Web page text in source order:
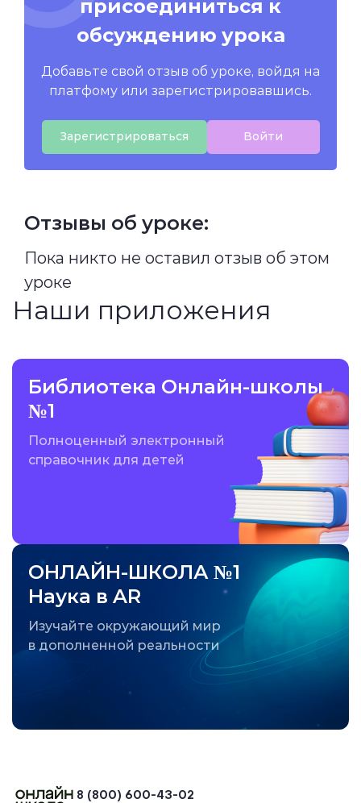
присоединиться к
обсуждению урока
Добавьте свой отзыв об уроке, войдя на
платфому или зарегистрировавшись.
Зарегистрироваться Войти
Отзывы об уроке:
Пока никто не оставил отзыв об этом
уроке
Наши приложения
Библиотека Онлайн-школы
№1
Полноценный электронный
справочник для детей
ОНЛАЙН-ШКОЛА №1
Наука в AR
Изучайте окружающий мир
в дополненной реальности
8 (800) 600-43-02